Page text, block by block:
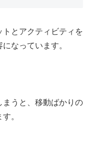
とアクティビティを
なっています。
うと、移動ばかりの
。